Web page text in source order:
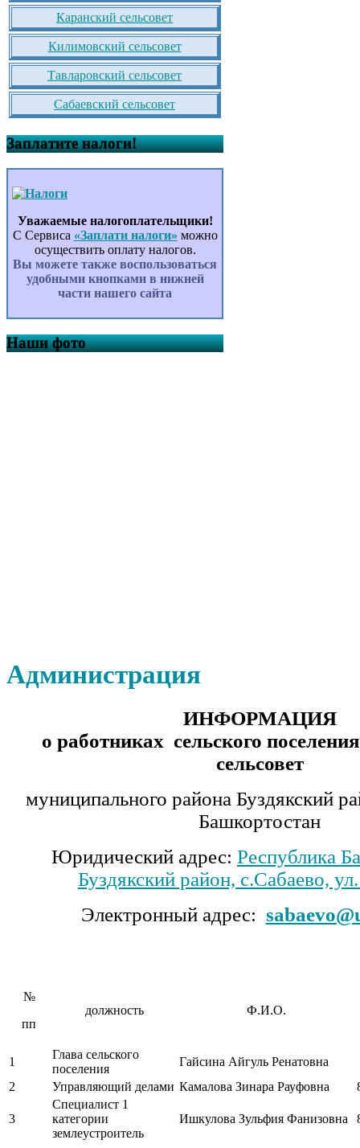
Каранский сельсовет
Килимовский сельсовет
Тавларовский сельсовет
Сабаевский сельсовет
Заплатите налоги!
Уважаемые налогоплательщики!
С Сервиса «Заплати налоги» можно
осуществить оплату налогов.
Вы можете также воспользоваться
удобными кнопками в нижней
части нашего сайта
Наши фото
Администрация
ИНФОРМАЦИЯ
о работниках сельского
сельсовет
муниципального района Буздякский
Башкортостан
Юридический адрес: Республика
Буздякский район, с.Сабаево,
Электронный адрес:
№
пп
должность Ф.И.О.
1
Глава сельского
поселения
Гайсина Айгуль Ренатовна
2
Управляющий делами Камалова Зинара Рауфовна
3
Специалист 1
категории
землеустроитель
Ишкулова Зульфия Фанизовна